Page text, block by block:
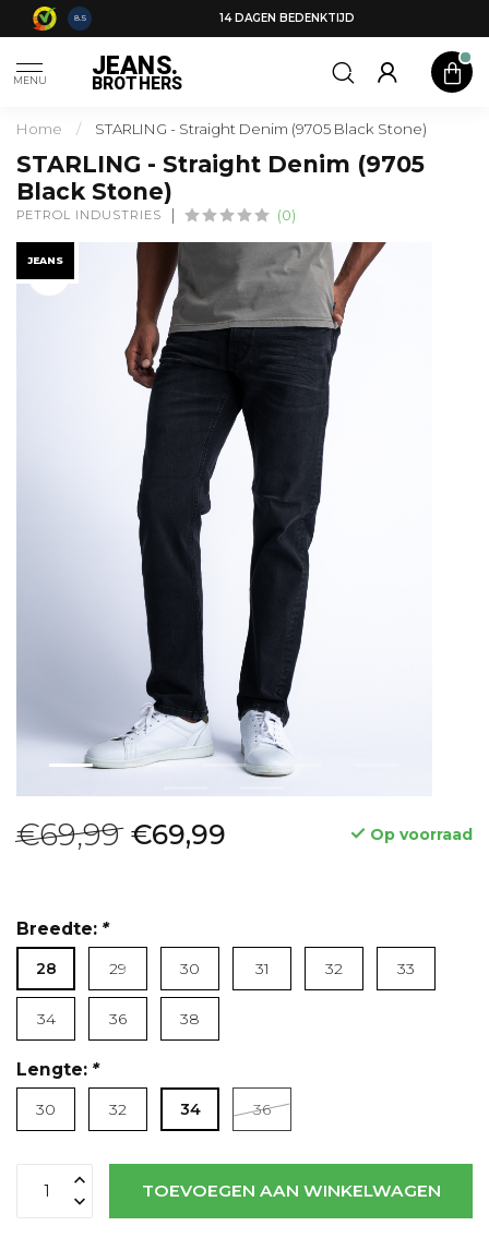
8.5 14 DAGEN BEDENKTIJD
MENU JEANS.
BROTHERS
Home / STARLING - Straight Denim (9705 Black Stone)
STARLING - Straight Denim (9705
Black Stone)
PETROL INDUSTRIES (0)
JEANS
€69,99 €69,99 Op voorraad
Lees meer
Breedte: *
28 29 30 31 32 33
34 36 38
Lengte: *
30 32 34 36
TOEVOEGEN AAN WINKELWAGEN